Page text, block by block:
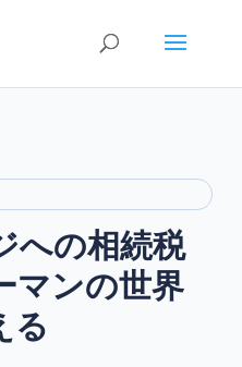
への相続税
マンの世界
る